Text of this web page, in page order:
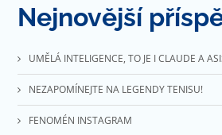
Nejnovější
UMĚLÁ INTELIGENCE, TO JE I CLAUDE A
NEZAPOMÍNEJTE NA LEGENDY TENISU!
FENOMÉN INSTAGRAM